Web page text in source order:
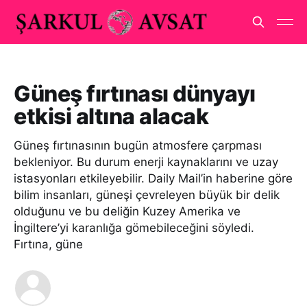
Güneş fırtınası dünyayı
etkisi altına alacak
Güneş fırtınasının bugün atmosfere çarpması
bekleniyor. Bu durum enerji kaynaklarını ve uzay
istasyonları etkileyebilir. Daily Mail’in haberine göre
bilim insanları, güneşi çevreleyen büyük bir delik
olduğunu ve bu deliğin Kuzey Amerika ve
İngiltere’yi karanlığa gömebileceğini söyledi.
Fırtına, güne